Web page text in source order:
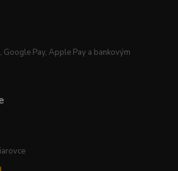
Google Pay, Apple Pay a bankovým